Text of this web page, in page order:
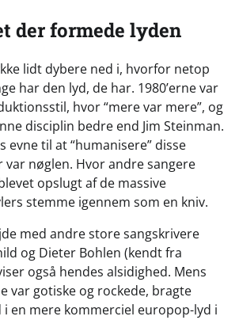
der formede lyden
lidt dybere ned i, hvorfor netop
har den lyd, de har. 1980’erne var
hvor “mere var mere”, og
disciplin bedre end Jim Steinman.
evne til at “humanisere” disse
nøglen. Hvor andre sangere
opslugt af de massive
stemme igennem som en kniv.
med andre store sangskrivere
og Dieter Bohlen (kendt fra
også hendes alsidighed. Mens
var gotiske og rockede, bragte
i en mere kommerciel europop-lyd i